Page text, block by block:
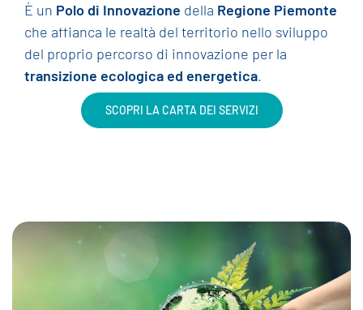
È un Polo di Innovazione della Regione Piemonte
che affianca le realtà del territorio nello sviluppo
del proprio percorso di innovazione per la
transizione ecologica ed energetica.
SCOPRI LA CARTA DEI SERVIZI